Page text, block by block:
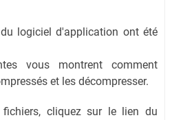
logiciel d'application ont été
vous montrent comment
et les décompresser.
fichiers, cliquez sur le lien du